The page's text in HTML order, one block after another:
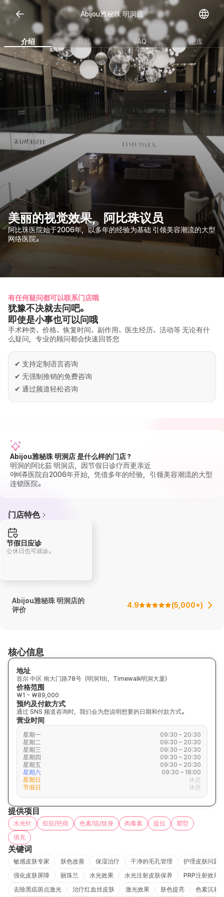
Abijou雅秘珠 明洞店
介绍 商品 FAQ 图库
Open representative images
美丽的视觉效果，阿比珠议员
阿比珠医院始于2006年，以多年的经验为基础 引领美容潮流的大型
网络医院。
有任何疑问都可以联系门店哦
犹豫不决就去问吧。
即使是小事也可以问哦
手术种类、价格、恢复时间、副作用、医生经历、活动等 无论有什
么疑问，专业的顾问都会快速回答您
✔ 支持定制语言咨询
✔ 无强制推销的免费咨询
✔ 通过频道轻松咨询
Abijou雅秘珠 明洞店 是什么样的门店？
明洞的阿比茹 明洞店，因节假日诊疗而更亲近
아비쥬医院自2006年开始，凭借多年的经验，引领美容潮流的大型
连锁医院。
门店特色
节假日应诊
公休日也可就诊。
Abijou雅秘珠 明洞店的
评价
4.9 (5,000+)
核心信息
地址
首尔 中区 南大门路78号（明洞1街，Timewalk明洞大厦）
价格范围
₩1 ~ ₩89,000
预约及付款方式
通过 SNS 频道咨询时，我们会为您说明想要的日期和付款方式。
营业时间
星期一
09:30 – 20:30
星期二
09:30 – 20:30
星期三
09:30 – 20:30
星期四
09:30 – 20:30
星期五
09:30 – 20:30
星期六
09:30 – 18:00
星期日
休息
节假日
休息
提供项目
水光针 痘痘/疤痕 色素/痣/纹身 肉毒素 提拉
塑型
填充
关键词
敏感皮肤专家 肤色改善 保湿治疗 干净的毛孔管理
护理皮肤问题
强化皮肤屏障
丽珠兰 水光效果 水光注射皮肤保养
PRP注射效果
去除黑痣斑点激光
治疗红血丝皮肤 激光效果 肤色提亮 色素沉着